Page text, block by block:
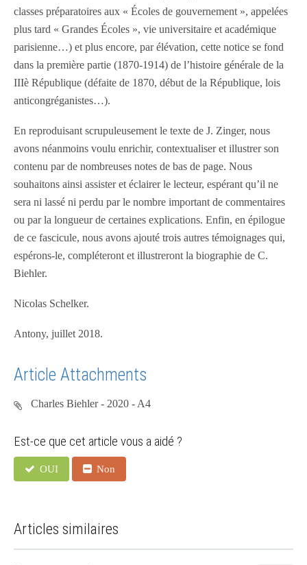
classes préparatoires aux « Écoles de gouvernement », appelées
plus tard « Grandes Écoles », vie universitaire et académique
parisienne…) et plus encore, par élévation, cette notice se fond
dans la première partie (1870-1914) de l’histoire générale de la
IIIè République (défaite de 1870, début de la République, lois
anticongréganistes…).
En reproduisant scrupuleusement le texte de J. Zinger, nous
avons néanmoins voulu enrichir, contextualiser et illustrer son
contenu par de nombreuses notes de bas de page. Nous
souhaitons ainsi assister et éclairer le lecteur, espérant qu’il ne
sera ni lassé ni perdu par le nombre important de commentaires
ou par la longueur de certaines explications. Enfin, en épilogue
de ce fascicule, nous avons ajouté trois autres témoignages qui,
espérons-le, compléteront et illustreront la biographie de C.
Biehler.
Nicolas Schelker.
Antony, juillet 2018.
Article Attachments
Charles Biehler - 2020 - A4
Est-ce que cet article vous a aidé ?
OUI Non
Articles similaires